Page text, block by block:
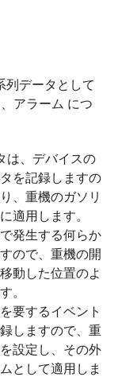
列データとして
アラーム につ
は、デバイスの
を記録しますの
、重機のガソリ
適用します。
発生する何らか
ので、重機の開
動した位置のよ
。
要するイベント
しますので、重
設定し、その外
として適用しま